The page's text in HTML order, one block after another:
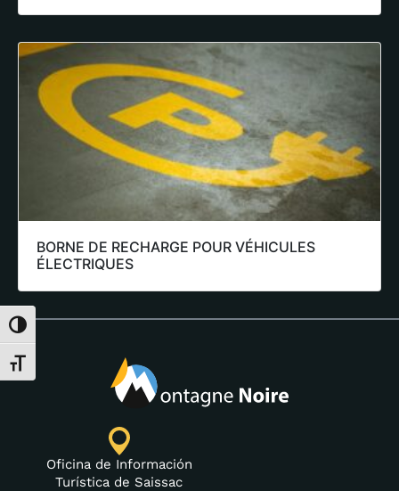
Alternar alto contraste
Alternar tamaño de letra
BORNE DE RECHARGE POUR VÉHICULES
ÉLECTRIQUES
Oficina de Información
Turística de Saissac